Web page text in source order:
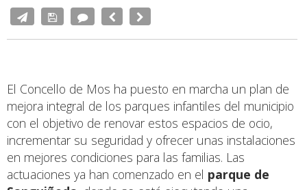
El Concello de Mos ha puesto en marcha un plan de
mejora integral de los parques infantiles del municipio
con el objetivo de renovar estos espacios de ocio,
incrementar su seguridad y ofrecer unas instalaciones
en mejores condiciones para las familias. Las
actuaciones ya han comenzado en el parque de